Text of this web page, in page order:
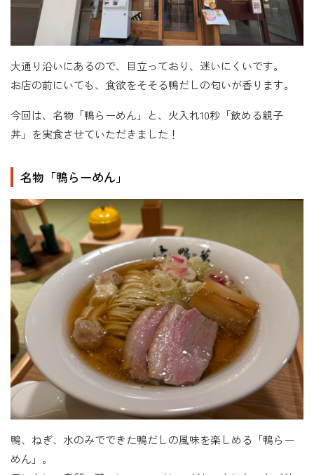
大通り沿いにあるので、目立っており、迷いにくいです。
お店の前にいても、食欲をそそる鴨だしの匂いが香ります。
今回は、名物「鴨らーめん」と、火入れ10秒「飲める親子
丼」を実食させていただきました！
名物「鴨らーめん」
鴨、ねぎ、水のみでできた鴨だしの風味を楽しめる「鴨らー
めん」。